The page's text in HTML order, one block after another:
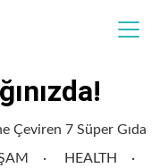
Çeviren 7 Süper Gıda
HEALTH